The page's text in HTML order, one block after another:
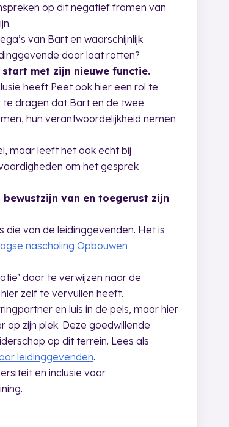
op dit negatief framen van
van Bart en waarschijnlijk
door laat rotten?
met zijn nieuwe functie.
heeft Peet ook hier een rol te
dragen dat Bart en de twee
hun verantwoordelijkheid nemen
maar leeft het ook echt bij
om het gesprek
van en toegerust zijn
die van de leidinggevenden. Het is
nascholing Opbouwen
door te verwijzen naar de
zelf te vervullen heeft.
en luis in de pels, maar hier
op zijn plek. Deze goedwillende
op dit terrein. Lees als
leidinggevenden.
en inclusie voor